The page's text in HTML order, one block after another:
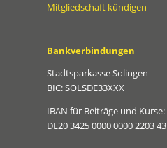
Mitgliedschaft kündigen
Bankverbindungen
Stadtsparkasse Solingen
BIC: SOLSDE33XXX
IBAN für Beiträge und Kurse:
DE20 3425 0000 0000 2203 43